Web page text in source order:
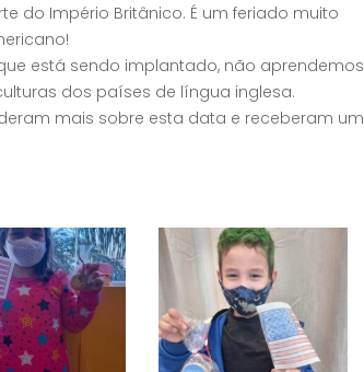
do Império Britânico. É um feriado muito
está sendo implantado, não aprendemos
dos países de língua inglesa.
mais sobre esta data e receberam um